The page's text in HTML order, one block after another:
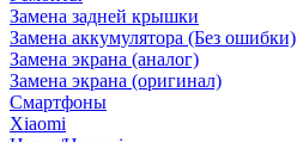
Замена задней крышки
Замена аккумулятора (Без ошибки)
Замена экрана (аналог)
Замена экрана (оригинал)
Смартфоны
Xiaomi